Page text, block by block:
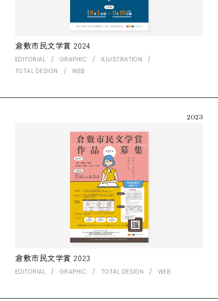
倉敷市民文学賞 2024
EDITORIAL GRAPHIC
ILLUSTRATION
TOTAL DESIGN
WEB
2023
倉敷市民文学賞 2023
EDITORIAL GRAPHIC TOTAL DESIGN WEB